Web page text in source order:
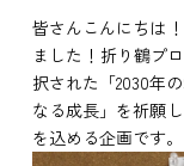
皆さんこんにちは
ました！折り鶴プ
択された「2030年
なる成長」を祈願
を込める企画です